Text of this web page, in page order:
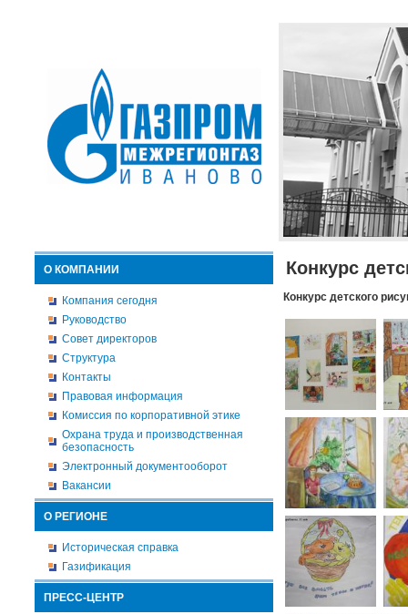
О КОМПАНИИ
Компания сегодня
Руководство
Совет директоров
Структура
Контакты
Правовая информация
Комиссия по корпоративной этике
Охрана труда и производственная
безопасность
Электронный документооборот
Вакансии
О РЕГИОНЕ
Историческая справка
Газификация
ПРЕСС-ЦЕНТР
Конкурс
Конкурс детского